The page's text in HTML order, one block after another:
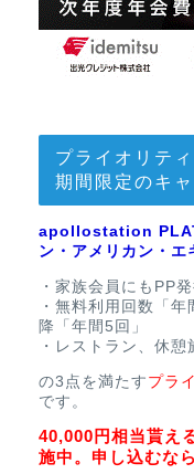
プライオリテ
期間限定のキ
apollostation
ン・アメリカン・エ
・家族会員にもPP
・無料利用回数「
降「年間5回」
・レストラン、休
の3点を満たす プラ
です。
40,000円相当貰え
施中。申し込むな